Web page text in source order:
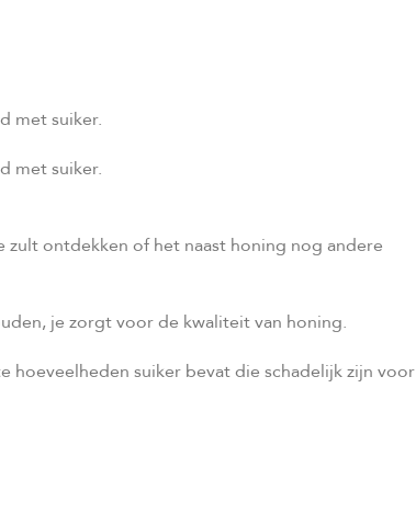
met suiker.
met suiker.
ontdekken of het naast honing nog andere
je zorgt voor de kwaliteit van honing.
suiker bevat die schadelijk zijn voor